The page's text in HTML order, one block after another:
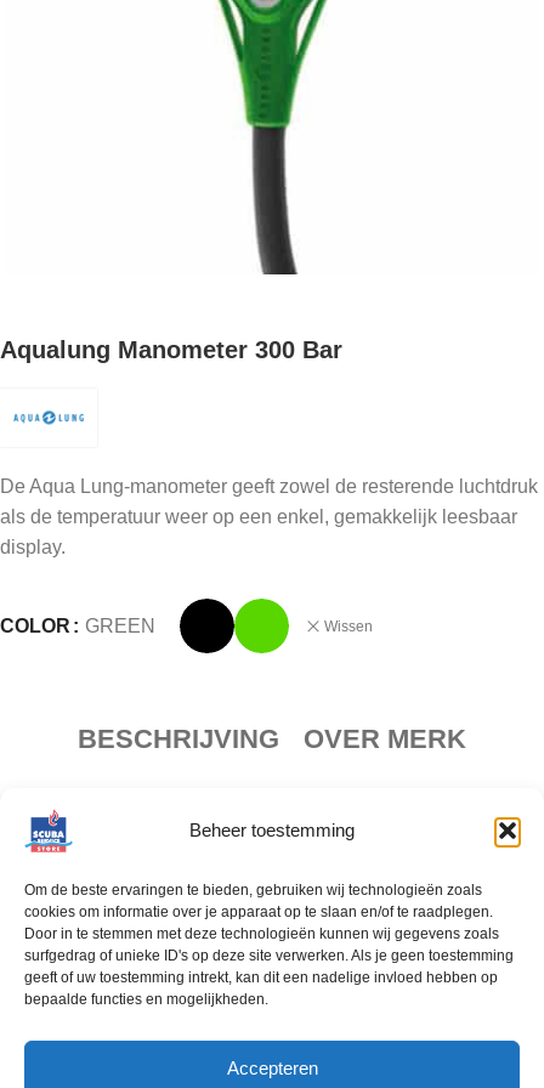
Beheer toestemming
Om de beste ervaringen te bieden, gebruiken wij technologieën zoals
cookies om informatie over je apparaat op te slaan en/of te raadplegen.
Door in te stemmen met deze technologieën kunnen wij gegevens zoals
surfgedrag of unieke ID's op deze site verwerken. Als je geen toestemming
geeft of uw toestemming intrekt, kan dit een nadelige invloed hebben op
bepaalde functies en mogelijkheden.
Accepteren
Aqualung Manometer 300 Bar
De Aqua Lung-manometer geeft zowel de resterende luchtdruk
als de temperatuur weer op een enkel, gemakkelijk leesbaar
display.
COLOR GREEN Wissen
BESCHRIJVING OVER MERK
De Aqua Lung-manometer geeft zowel de resterende luchtdruk
als de temperatuur weer op een enkel, gemakkelijk leesbaar
Eenvoudig af te lezen schaalverdeling, tot 350 bar
Lichtgevende wijzerplaat voor eenvoudig aflezen
Geïntegreerde temperatuurgradatie
Nitrox-compatibel tot 50%
Bumblebee-buis schokbestendig